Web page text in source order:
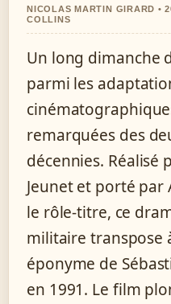
NICOLAS MARTIN GIRARD •
COLLINS
Un long dimanche
parmi les
remarquées des
décennies. Réalisé
Jeunet et porté par
le rôle-titre, ce
militaire transpose
éponyme de
en 1991. Le film